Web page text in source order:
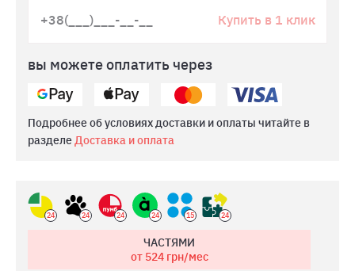
Купить в 1 клик
вы можете оплатить через
Подробнее об условиях доставки и оплаты читайте в
разделеДоставка и оплата
24 24 24 24 15 24
ЧАСТЯМИ
от 524грн/мес